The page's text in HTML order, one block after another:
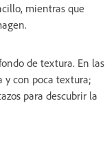
mientras que
de textura. En las
y con poca textura;
para descubrir la